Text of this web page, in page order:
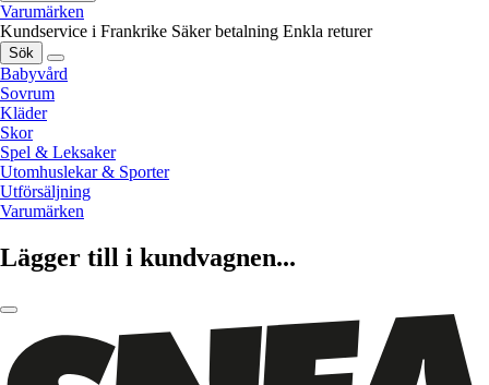
Varumärken
Kundservice i Frankrike Säker betalning Enkla returer
Sök
Babyvård
Sovrum
Kläder
Skor
Spel & Leksaker
Utomhuslekar & Sporter
Utförsäljning
Varumärken
Lägger till i kundvagnen...